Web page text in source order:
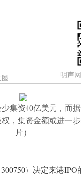
明声
集资40亿美元，而
，集资金额或进一
片）
）决定来港